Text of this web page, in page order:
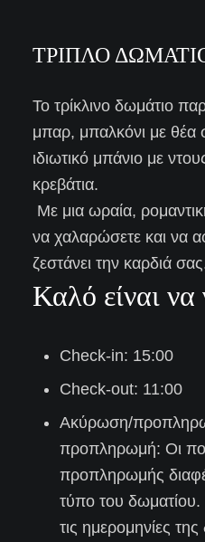
ΤΡΙΠΛΟ
Το τρίκλινο δωμάτιο
μπαρ, μπαλκόνι με θέα
ιδιωτικό μπάνιο με
κρεβάτια.
Με μια ωραία,
να χαλαρώσετε και να
ζεστάνει την καρδιά
Καλό είναι να
Check-in: 15:00
Check-out: 11:00
Ακύρωση/
προπληρωμή: Οι
προπληρωμής
τύπο του
τις ημερομηνίες